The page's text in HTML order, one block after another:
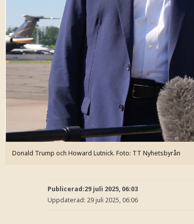
Donald Trump och Howard Lutnick. Foto: TT Nyhetsbyrån
Publicerad:29 juli 2025, 06:03
Uppdaterad: 29 juli 2025, 06:06